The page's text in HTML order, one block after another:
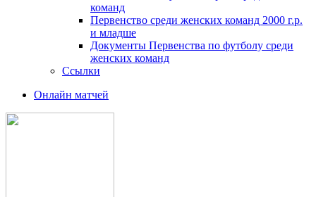
команд
Первенство среди женских команд 2000 г.р.
и младше
Документы Первенства по футболу среди
женских команд
Ссылки
Онлайн матчей